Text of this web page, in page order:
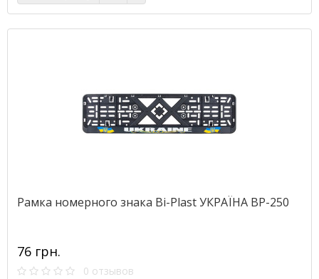
Рамка номерного знака Bi-Plast УКРАЇНА BP-250
76 грн.
0 отзывов